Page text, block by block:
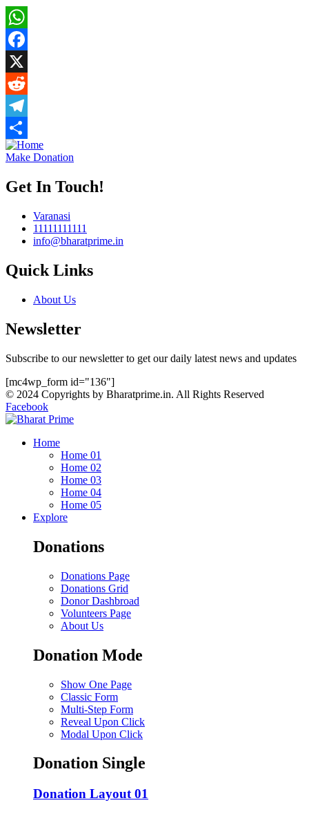
WhatsApp
Facebook
X
Reddit
Telegram
Share
Make Donation
Get In Touch!
Varanasi
11111111111
info@bharatprime.in
Quick Links
About Us
Newsletter
Subscribe to our newsletter to get our daily latest news and updates
[mc4wp_form id="136"]
© 2024 Copyrights by Bharatprime.in. All Rights Reserved
Facebook
Home
Home 01
Home 02
Home 03
Home 04
Home 05
Explore
Donations
Donations Page
Donations Grid
Donor Dashbroad
Volunteers Page
About Us
Donation Mode
Show One Page
Classic Form
Multi-Step Form
Reveal Upon Click
Modal Upon Click
Donation Single
Donation Layout 01